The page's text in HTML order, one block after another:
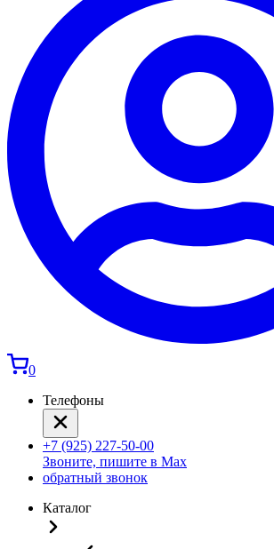
0
Телефоны
+7 (925) 227-50-00
Звоните, пишите в Max
обратный звонок
Каталог